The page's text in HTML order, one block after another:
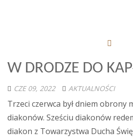
W DRODZE DO
CZE 09, 2022 AKTUALNOŚCI
Trzeci czerwca był dniem obrony
diakonów. Sześciu diakonów
diakon z Towarzystwa Ducha